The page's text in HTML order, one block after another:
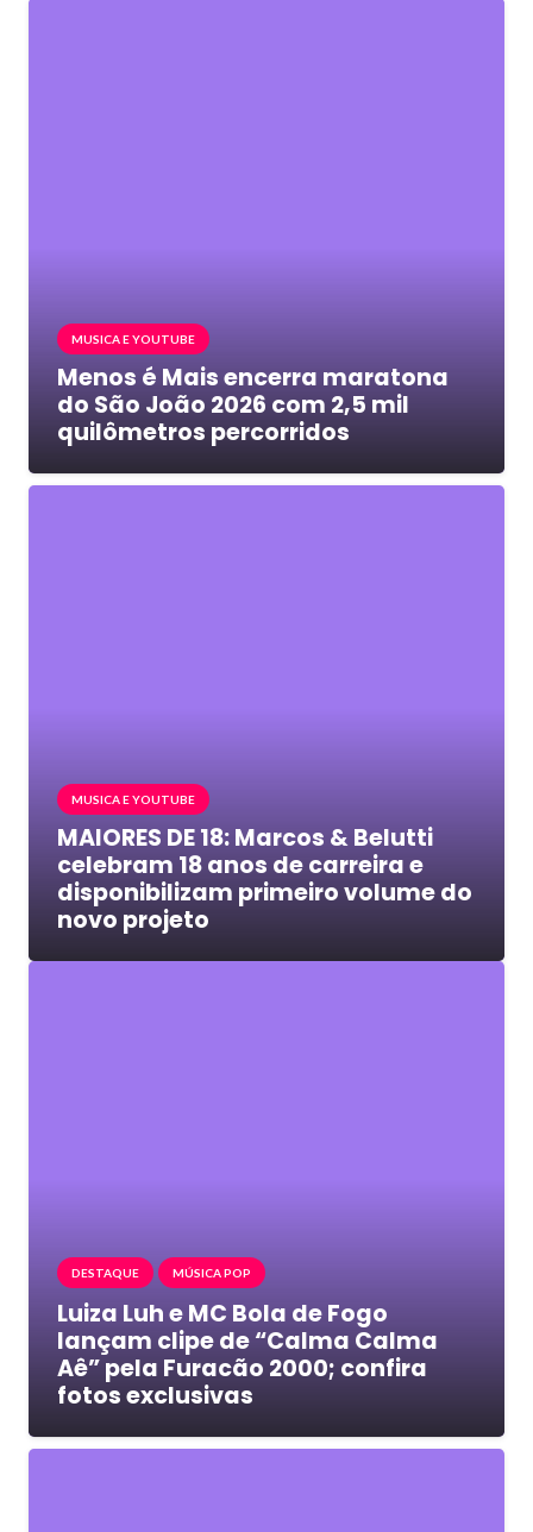
MUSICA E YOUTUBE
Menos é Mais encerra maratona
do São João 2026 com 2,5 mil
quilômetros percorridos
MUSICA E YOUTUBE
MAIORES DE 18: Marcos & Belutti
celebram 18 anos de carreira e
disponibilizam primeiro volume do
novo projeto
DESTAQUE MÚSICA POP
Luiza Luh e MC Bola de Fogo
lançam clipe de “Calma Calma
Aê” pela Furacão 2000; confira
fotos exclusivas